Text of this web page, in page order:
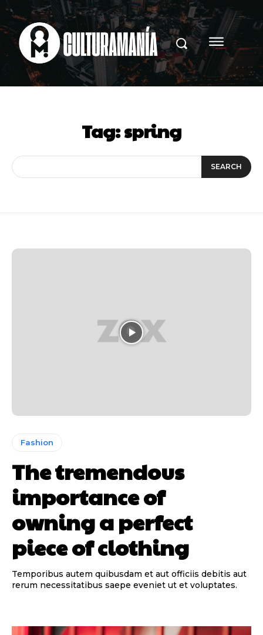
Tag:spring
SEARCH
Fashion
The tremendous
importance of
owning a perfect
piece of clothing
Temporibus autem quibusdam et aut officiis debitis aut
rerum necessitatibus saepe eveniet ut et voluptates.